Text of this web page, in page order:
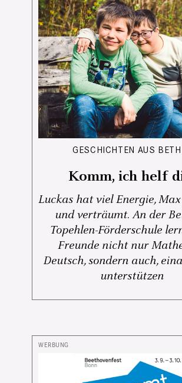
GESCHICHTEN AUS
Komm, ich helf
Luckas hat viel Energie,
und verträumt. An der
Topehlen-Förderschule
Freunde nicht nur
Deutsch, sondern auch,
unterstützen